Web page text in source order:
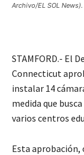
Archivo/EL SOL News).
STAMFORD.- El
Connecticut
instalar 14
medida que
varios centros
Esta aprobación,